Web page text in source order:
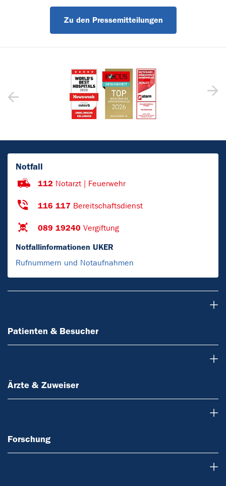
Zu den Pressemitteilungen
Notfall
112 Notarzt | Feuerwehr
116 117 Bereitschaftsdienst
089 19240 Vergiftung
Notfallinformationen UKER
Rufnummern und Notaufnahmen
Patienten & Besucher
Ärzte & Zuweiser
Forschung